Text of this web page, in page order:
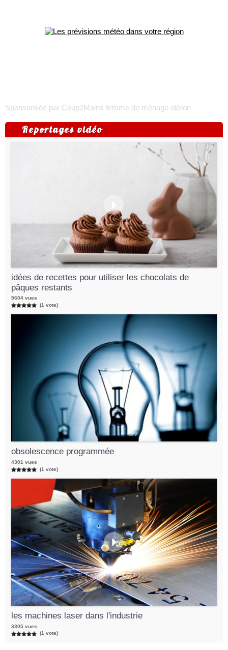
Sponsorisée par Coup2Mains femme de ménage oléron
Reportages vidéo
idées de recettes pour utiliser les chocolats de
pâques restants
5604 vues
(1 vote)
obsolescence programmée
4301 vues
(1 vote)
les machines laser dans l'industrie
3305 vues
(1 vote)